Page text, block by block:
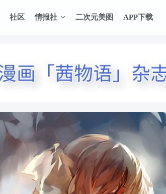
社区 情报社 二次元美图 APP下载